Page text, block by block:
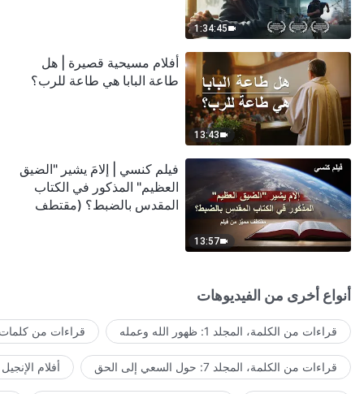
1:34:45
13:43
أفلام مسيحية قصيرة | هل
طاعة البابا هي طاعة للرب؟
13:57
فيلم كنسي | إلامَ يشير "الضيق
العظيم" المذكور في الكتاب
المقدس بالضبط؟ (مقتطف
أنواع أخرى من الفيديوهات
قراءات من الكلمة، المجلد 1: ظهور الله وعمله قراءات من كلمات
قراءات من الكلمة، المجلد 7: حول السعي إلى الحق أفلام الإنجيل